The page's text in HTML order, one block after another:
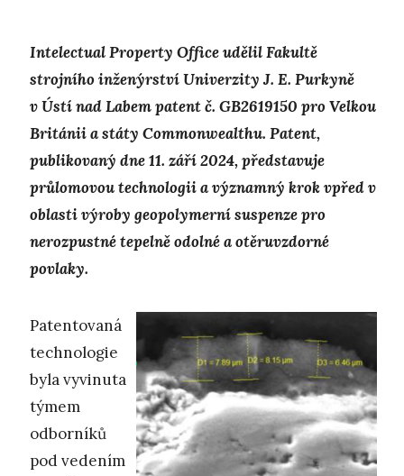
Intelectual Property Office udělil Fakultě
strojního inženýrství Univerzity J. E. Purkyně
v Ústí nad Labem patent č. GB2619150 pro Velkou
Británii a státy Commonwealthu. Patent,
publikovaný dne 11. září 2024, představuje
průlomovou technologii a významný krok vpřed v
oblasti výroby geopolymerní suspenze pro
nerozpustné tepelně odolné a otěruvzdorné
povlaky.
Patentovaná
technologie
byla vyvinuta
týmem
odborníků
pod vedením